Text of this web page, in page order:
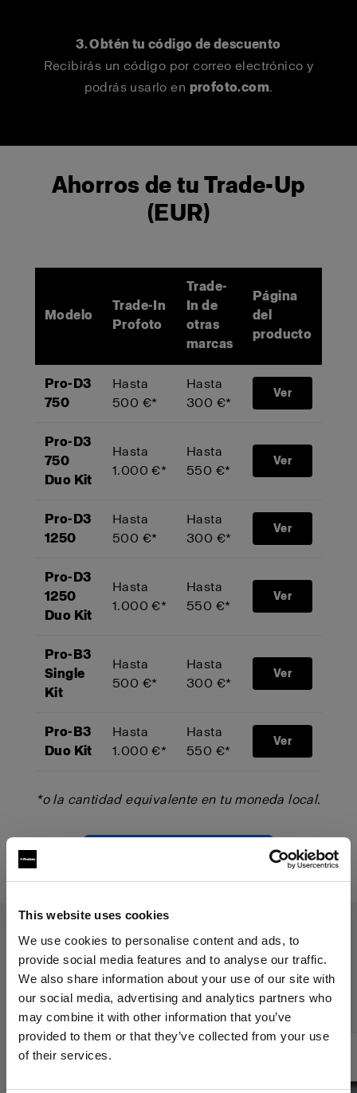
This website uses cookies
We use cookies to personalise content and ads, to
provide social media features and to analyse our traffic.
We also share information about your use of our site with
our social media, advertising and analytics partners who
may combine it with other information that you’ve
provided to them or that they’ve collected from your use
of their services.
3. Obtén tu código de descuento
Recibirás un código por correo electrónico y
podrás usarlo en profoto.com.
Ahorros de tu Trade-Up
(EUR)
Modelo
Trade-In
Profoto
Trade-
In de
otras
marcas
Página
del
producto
Pro-D3
750
Hasta
500 €*
Hasta
300 €*
Ver
Pro-D3
750
Duo Kit
Hasta
1.000 €*
Hasta
550 €*
Ver
Pro-D3
1250
Hasta
500 €*
Hasta
300 €*
Ver
Pro-D3
1250
Duo Kit
Hasta
1.000 €*
Hasta
550 €*
Ver
Pro-B3
Single
Kit
Hasta
500 €*
Hasta
300 €*
Ver
Pro-B3
Duo Kit
Hasta
1.000 €*
Hasta
550 €*
Ver
*o la cantidad equivalente en tu moneda local.
El programa Trade-Up se aplica a
los siguientes productos: